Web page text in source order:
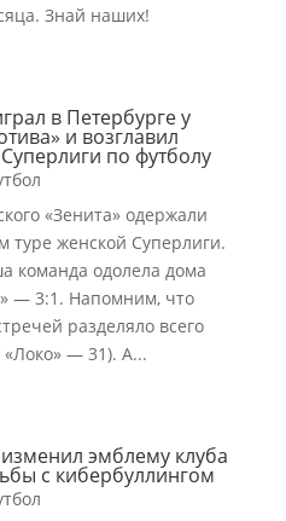
Знай наших!
в Петербурге у
и возглавил
по футболу
«Зенита» одержали
женской Суперлиги.
команда одолела дома
— 3:1. Напомним, что
разделяло всего
«Локо» — 31). А...
эмблему клуба
с кибербуллингом